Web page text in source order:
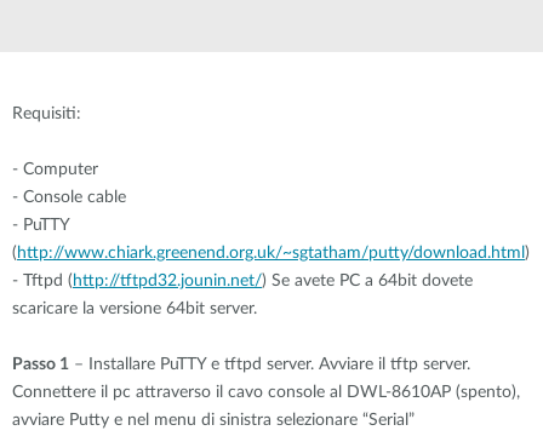
Requisiti:
- Computer
- Console cable
- PuTTY
( http://www.chiark.greenend.org.uk/~sgtatham/putty/download.html )
- Tftpd ( http://tftpd32.jounin.net/) Se avete PC a 64bit dovete
scaricare la versione 64bit server.
Passo 1 – Installare PuTTY e tftpd server. Avviare il tftp server.
Connettere il pc attraverso il cavo console al DWL-8610AP (spento),
avviare Putty e nel menu di sinistra selezionare “Serial”